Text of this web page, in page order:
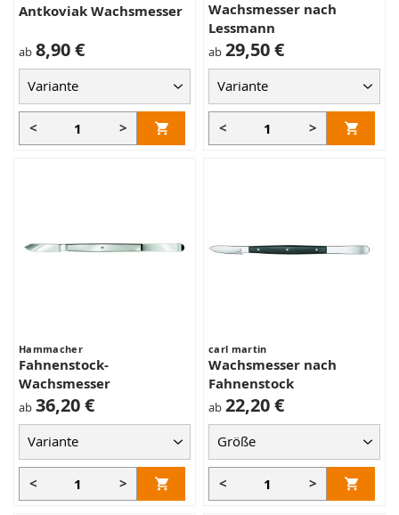
Antkoviak Wachsmesser
ab 8,90 €
< >
Wachsmesser nach
Lessmann
ab 29,50 €
< >
Hammacher
Fahnenstock-
Wachsmesser
ab 36,20 €
< >
carl martin
Wachsmesser nach
Fahnenstock
ab 22,20 €
< >